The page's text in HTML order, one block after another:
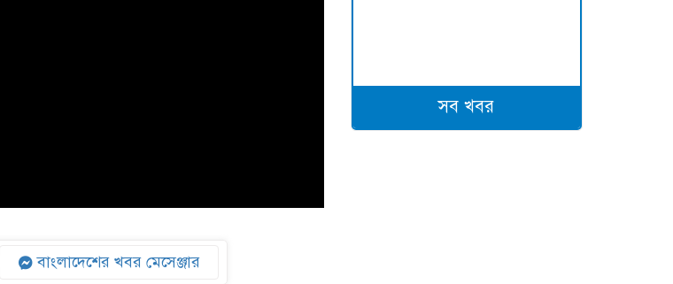
বাংলাদেশের খবর মেসেঞ্জার
সব খবর